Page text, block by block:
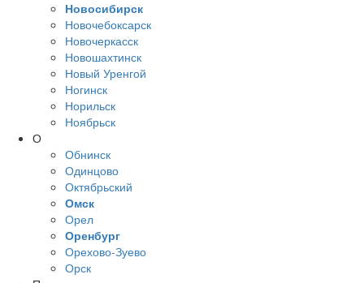
Новосибирск
Новочебоксарск
Новочеркасск
Новошахтинск
Новый Уренгой
Ногинск
Норильск
Ноябрьск
О
Обнинск
Одинцово
Октябрьский
Омск
Орел
Оренбург
Орехово-Зуево
Орск